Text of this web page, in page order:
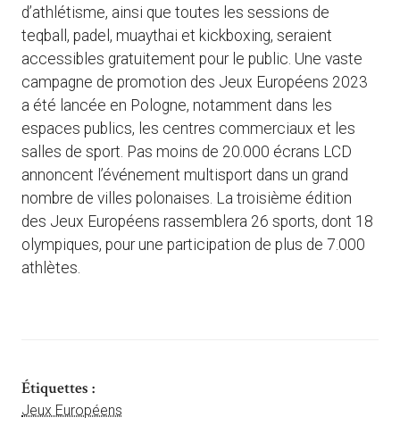
d’athlétisme, ainsi que toutes les sessions de
teqball, padel, muaythai et kickboxing, seraient
accessibles gratuitement pour le public. Une vaste
campagne de promotion des Jeux Européens 2023
a été lancée en Pologne, notamment dans les
espaces publics, les centres commerciaux et les
salles de sport. Pas moins de 20.000 écrans LCD
annoncent l’événement multisport dans un grand
nombre de villes polonaises. La troisième édition
des Jeux Européens rassemblera 26 sports, dont 18
olympiques, pour une participation de plus de 7.000
athlètes.
Étiquettes :
Jeux Européens